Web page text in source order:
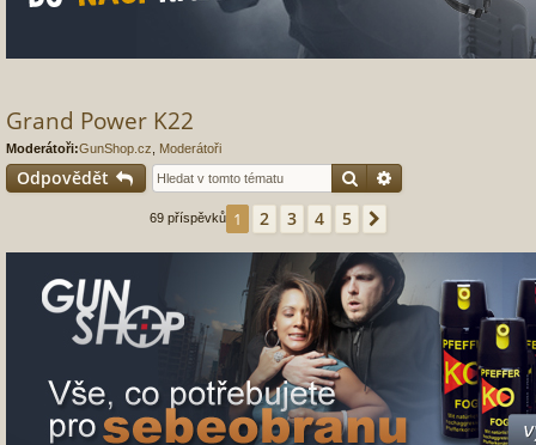
Grand Power K22
Moderátoři:GunShop.cz Moderátoři
Odpovědět Hledat
69 příspěvků 1 2 3 4 5